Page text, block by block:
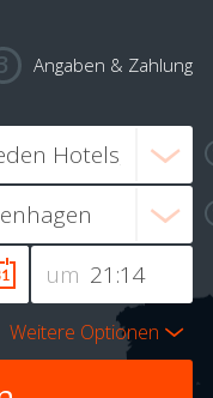
Angaben & Zahlung
um
Weitere Optionen